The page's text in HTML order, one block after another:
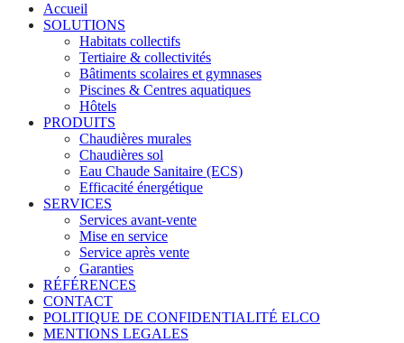
Accueil
SOLUTIONS
Habitats collectifs
Tertiaire & collectivités
Bâtiments scolaires et gymnases
Piscines & Centres aquatiques
Hôtels
PRODUITS
Chaudières murales
Chaudières sol
Eau Chaude Sanitaire (ECS)
Efficacité énergétique
SERVICES
Services avant-vente
Mise en service
Service après vente
Garanties
RÉFÉRENCES
CONTACT
POLITIQUE DE CONFIDENTIALITÉ ELCO
MENTIONS LEGALES